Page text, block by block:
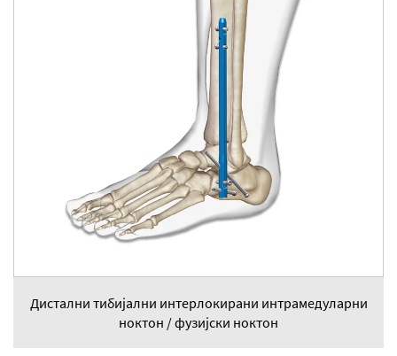
Дистални тибијални интерлокирани интрамедуларни
ноктон / фузијски ноктон